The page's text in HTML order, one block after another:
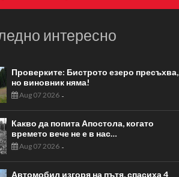
интересно
Проверките: Бистрото езеро пресъхва,
но виновник няма!
Aug 07 2026 -
Какво да попита Апостола, когато
времето вече не е в нас…
Aug 07 2026 -
Автомобил изгоря на пътя, спасиха 4